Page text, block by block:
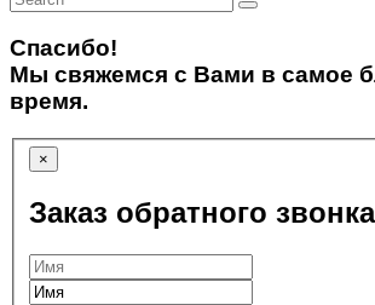
Спасибо!
Мы свяжемся с Вами в самое
время.
×
Заказ обратного звонка